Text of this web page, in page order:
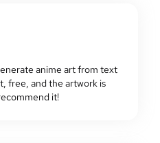
anime art from text
free, and the artwork is
it!